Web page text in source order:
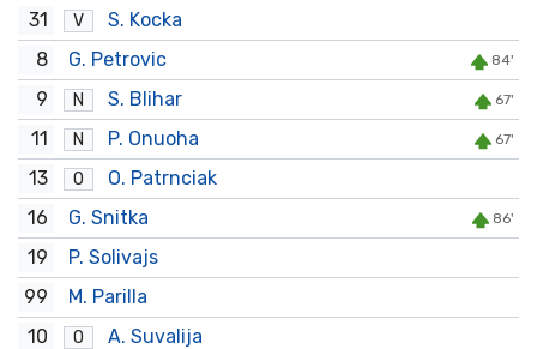
31
V
S. Kocka
8
G. Petrovic 84'
9 N S. Blihar 67'
11 N P. Onuoha 67'
13 O
O. Patrnciak
16
G. Snitka 86'
19
P. Solivajs
99
M. Parilla
10
O A. Suvalija